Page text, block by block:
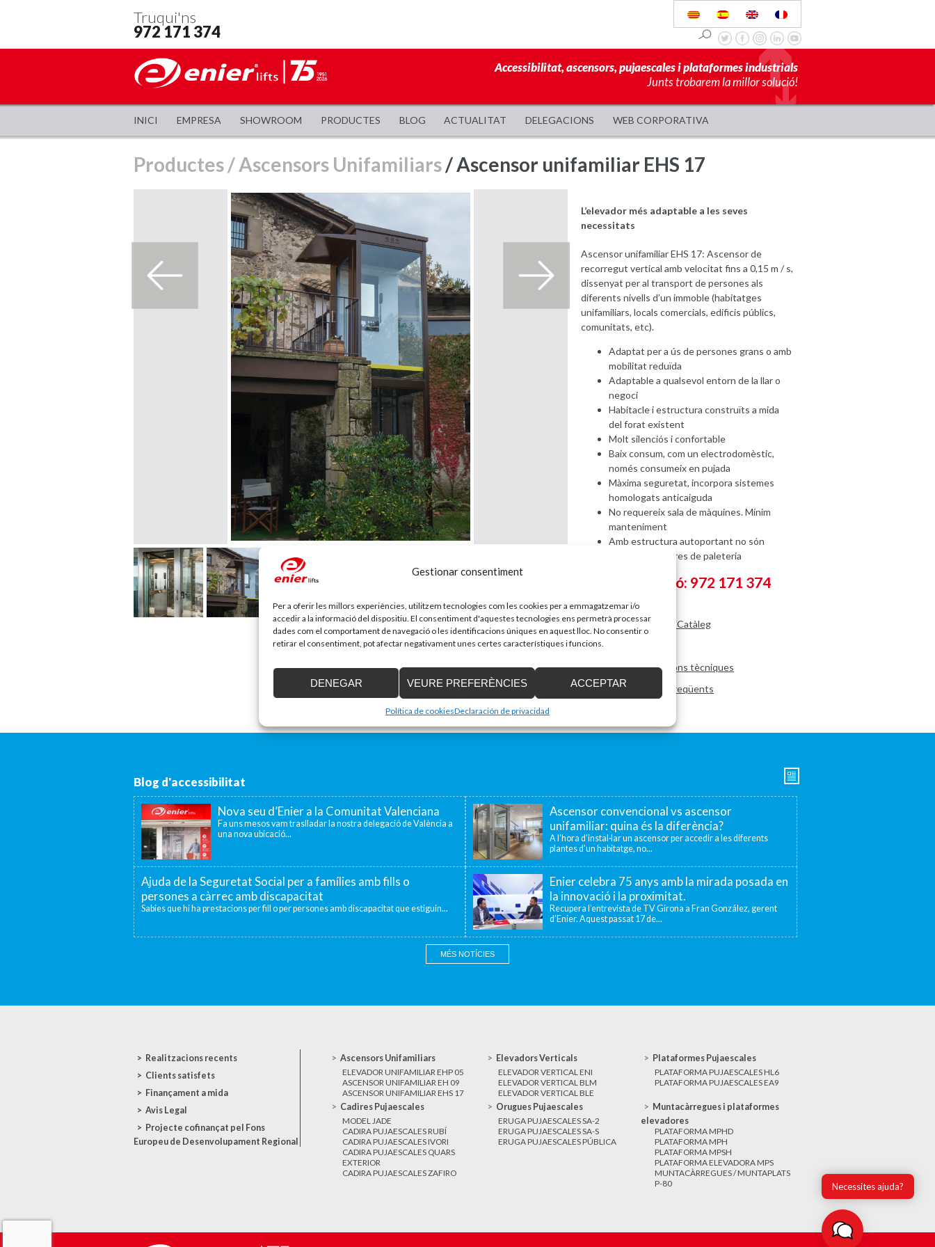
Gestionar consentiment
Per a oferir les millors experiències, utilitzem tecnologies com les cookies per a emmagatzemar i/o
accedir a la informació del dispositiu. El consentiment d'aquestes tecnologies ens permetrà processar
dades com el comportament de navegació o les identificacions úniques en aquest lloc. No consentir o
retirar el consentiment, pot afectar negativament unes certes característiques i funcions.
ACCEPTAR
DENEGAR VEURE PREFERÈNCIES
Política de cookiesDeclaración de privacidad
Truqui'ns
972 171 374
Accessibilitat, ascensors, pujaescales i plataformes industrials
Junts trobarem la millor solució!
INICI EMPRESA SHOWROOM PRODUCTES BLOG ACTUALITAT DELEGACIONS WEB CORPORATIVA
Productes/Ascensors Unifamiliars/ Ascensor unifamiliar EHS 17
L’elevador més adaptable a les seves
necessitats
Ascensor unifamiliar EHS 17: Ascensor de
recorregut vertical amb velocitat fins a 0,15 m / s,
dissenyat per al transport de persones als
diferents nivells d’un immoble (habitatges
unifamiliars, locals comercials, edificis públics,
comunitats, etc).
Adaptat per a ús de persones grans o amb
mobilitat reduïda
Adaptable a qualsevol entorn de la llar o
negoci
Habitacle i estructura construïts a mida
del forat existent
Molt silenciós i confortable
Baix consum, com un electrodomèstic,
només consumeix en pujada
Màxima seguretat, incorpora sistemes
homologats anticaiguda
No requereix sala de màquines. Mínim
manteniment
Amb estructura autoportant no són
necessàries obres de paleteria
Més informació: 972 171 374
Descarregar Catàleg
Especificacions tècniques
Preguntes freqüents
Blog d'accessibilitat
Nova seu d’Enier a la Comunitat Valenciana
Fa uns mesos vam traslladar la nostra delegació de València a
una nova ubicació...
Ascensor convencional vs ascensor
unifamiliar: quina és la diferència?
A l’hora d’instal·lar un ascensor per accedir a les diferents
plantes d’un habitatge, no...
Ajuda de la Seguretat Social per a famílies amb fills o
persones a càrrec amb discapacitat
Sabies que hi ha prestacions per fill o per persones amb discapacitat que estiguin...
Enier celebra 75 anys amb la mirada posada en
la innovació i la proximitat.
Recupera l’entrevista de TV Girona a Fran González, gerent
d’Enier. Aquest passat 17 de...
MÉS NOTÍCIES
Realitzacions recents
Clients satisfets
Finançament a mida
Avis Legal
Projecte cofinançat pel Fons
Europeu de Desenvolupament Regional
Ascensors Unifamiliars
ELEVADOR UNIFAMILIAR EHP 05
ASCENSOR UNIFAMILIAR EH 09
ASCENSOR UNIFAMILIAR EHS 17
Elevadors Verticals
ELEVADOR VERTICAL ENI
ELEVADOR VERTICAL BLM
ELEVADOR VERTICAL BLE
Plataformes Pujaescales
PLATAFORMA PUJAESCALES HL6
PLATAFORMA PUJAESCALES EA9
Cadires Pujaescales
MODEL JADE
CADIRA PUJAESCALES RUBÍ
CADIRA PUJAESCALES IVORI
CADIRA PUJAESCALES QUARS
EXTERIOR
CADIRA PUJAESCALES ZAFIRO
Orugues Pujaescales
ERUGA PUJAESCALES SA-2
ERUGA PUJAESCALES SA-S
ERUGA PUJAESCALES PÚBLICA
Muntacàrregues i plataformes
elevadores
PLATAFORMA MPHD
PLATAFORMA MPH
PLATAFORMA MPSH
PLATAFORMA ELEVADORA MPS
MUNTACÀRREGUES / MUNTAPLATS
P-80
Necessites ajuda?